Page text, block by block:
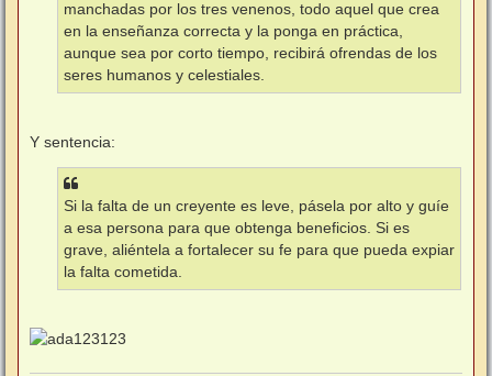
manchadas por los tres venenos, todo aquel que crea
en la enseñanza correcta y la ponga en práctica,
aunque sea por corto tiempo, recibirá ofrendas de los
seres humanos y celestiales.
Y sentencia:
Si la falta de un creyente es leve, pásela por alto y guíe
a esa persona para que obtenga beneficios. Si es
grave, aliéntela a fortalecer su fe para que pueda expiar
la falta cometida.